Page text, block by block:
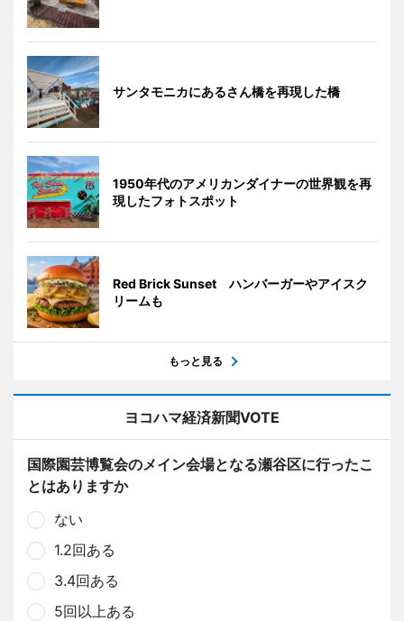
サンタモニカにあるさん橋を再現した橋
1950年代のアメリカンダイナーの世界観を再
現したフォトスポット
Red Brick Sunset ハンバーガーやアイスク
リームも
もっと見る
ヨコハマ経済新聞VOTE
国際園芸博覧会のメイン会場となる瀬谷区に行ったこ
とはありますか
ない
1.2回ある
3.4回ある
5回以上ある